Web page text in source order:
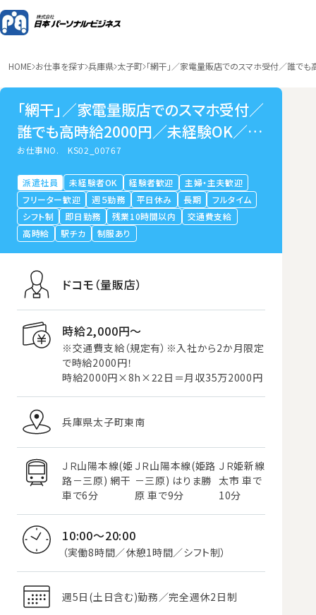
HOME お仕事を探す 兵庫県 太子町 「網干」／家電量販店でのスマホ受付／誰
「網干」／家電量販店でのスマホ受付／
誰でも高時給2000円／未経験OK／大
手／完全週休2日制／兵庫県太子町
お仕事NO.KS02_00767
派遣社員 未経験者OK 経験者歓迎
主婦・主夫歓迎
フリーター歓迎
週５勤務 平日休み 長期
フルタイム
シフト制
即日勤務 残業10時間以内
交通費支給
高時給
駅チカ 制服あり
ドコモ（量販店）
時給2,000円〜
※交通費支給（規定有）※入社から2か月限定
で時給2000円！
時給2000円×8h×22日＝月収35万2000円
兵庫県太子町東南
ＪＲ山陽本線(姫
路－三原) 網干
車で6分
ＪＲ山陽本線(姫路
－三原) はりま勝
原 車で9分
ＪＲ姫新線
太市 車で
10分
10:00～20:00
（実働8時間／休憩1時間／シフト制）
週5日(土日含む)勤務／完全週休2日制